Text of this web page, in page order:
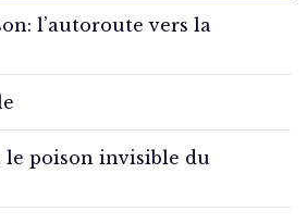
l’autoroute vers la
le poison invisible du